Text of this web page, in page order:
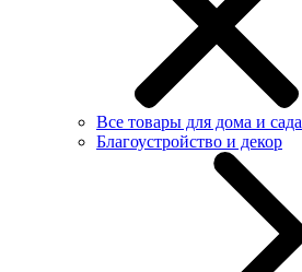
Все товары для дома и сада
Благоустройство и декор